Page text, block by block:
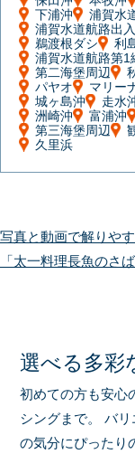
下浦沖
浦賀水
浦賀水道航路出
鵜渡根ダシ
利
浦賀水道航路第1
第二海堡周辺
パヤオ
マリー
城ヶ島沖
走水
洲崎沖
富浦沖
第三海堡周辺
久里浜
写真と動画で解りやす
「太一料理長魚のさ
選べる多彩
初めての方も安心
シングまで。
バリ
の気分にぴったり